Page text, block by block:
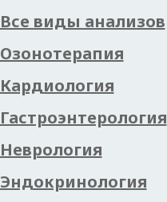
Все виды анализов
Озонотерапия
Кардиология
Гастроэнтерология
Неврология
Эндокринология